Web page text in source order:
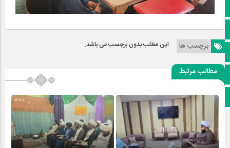
کانال ایتا
آپارات
اینستاگرام
پخش زنده
اپلیکیشن بیرق
برچسب ها این مطلب بدون برچسب می باشد.
مطالب مرتبط